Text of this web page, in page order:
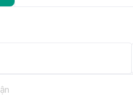
được Hoàng Hà Mobile bán
vô cùng phải chăng, người
ngôi nhà, công ty hoặc cửa
trời Mobifone HS-
Mobifone HS-MBG12 3M -